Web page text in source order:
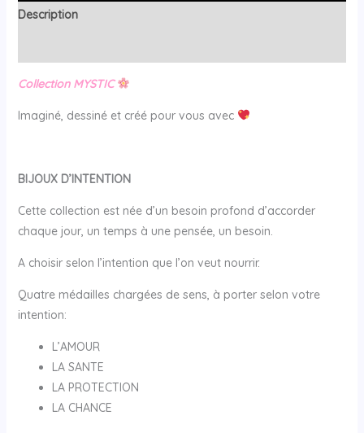
Description
Collection MYSTIC
Imaginé, dessiné et créé pour vous avec
BIJOUX D’INTENTION
Cette collection est née d’un besoin profond d’accorder
chaque jour, un temps à une pensée, un besoin.
A choisir selon l’intention que l’on veut nourrir.
Quatre médailles chargées de sens, à porter selon votre
intention:
L’AMOUR
LA SANTE
LA PROTECTION
LA CHANCE